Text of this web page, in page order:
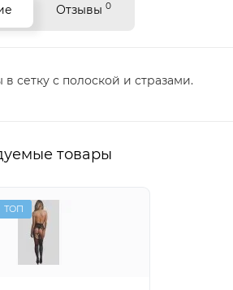
Отзывы 0
в сетку с полоской и стразами.
товары
ТОП